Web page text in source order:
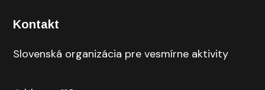
Kontakt
Slovenská organizácia pre vesmírne aktivity